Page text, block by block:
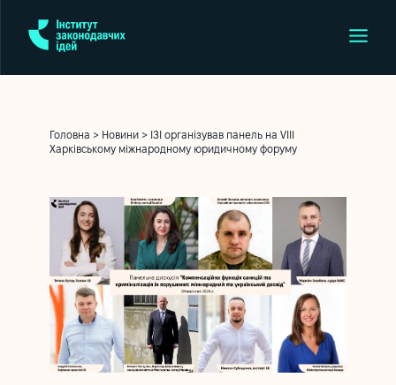
Головна > Новини > ІЗІ організував панель на VIII
Харківському міжнародному юридичному форуму